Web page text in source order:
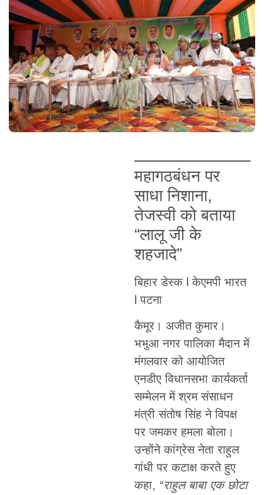
महागठबंधन पर
साधा निशाना,
तेजस्वी को बताया
“लालू जी के
शहजादे”
बिहार डेस्क l केएमपी भारत
l पटना
कैमूर। अजीत कुमार।
भभुआ नगर पालिका मैदान में
मंगलवार को आयोजित
एनडीए विधानसभा कार्यकर्ता
सम्मेलन में श्रम संसाधन
मंत्री संतोष सिंह ने विपक्ष
पर जमकर हमला बोला।
उन्होंने कांग्रेस नेता राहुल
गांधी पर कटाक्ष करते हुए
कहा, “राहुल बाबा एक छोटा